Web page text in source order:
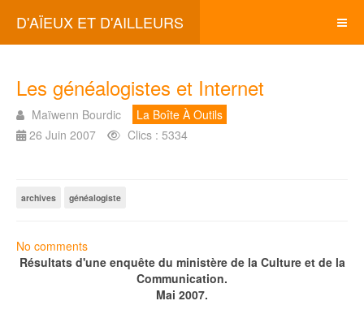
D'AÏEUX ET D'AILLEURS
Les généalogistes et Internet
Maïwenn Bourdic
La Boîte À Outils
26 Juin 2007
Clics : 5334
archives généalogiste
No comments
Résultats d'une enquête du ministère de la Culture et de la
Communication.
Mai 2007.